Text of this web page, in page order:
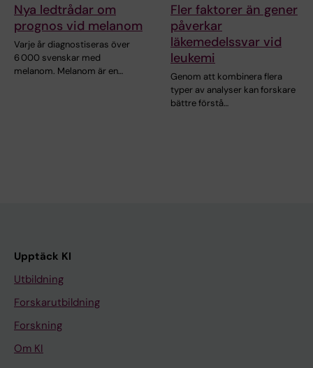
Nya ledtrådar om
prognos vid melanom
Varje år diagnostiseras över
6 000 svenskar med
melanom. Melanom är en…
Fler faktorer än gener
påverkar
läkemedelssvar vid
leukemi
Genom att kombinera flera
typer av analyser kan forskare
bättre förstå…
Upptäck KI
Utbildning
Forskarutbildning
Forskning
Om KI